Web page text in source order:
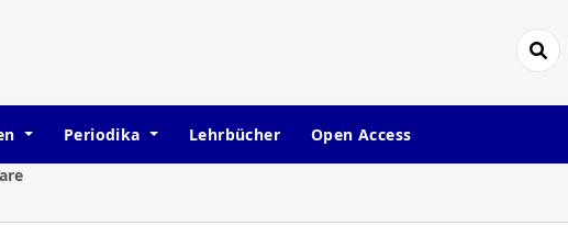
Periodika Lehrbücher
Open Access